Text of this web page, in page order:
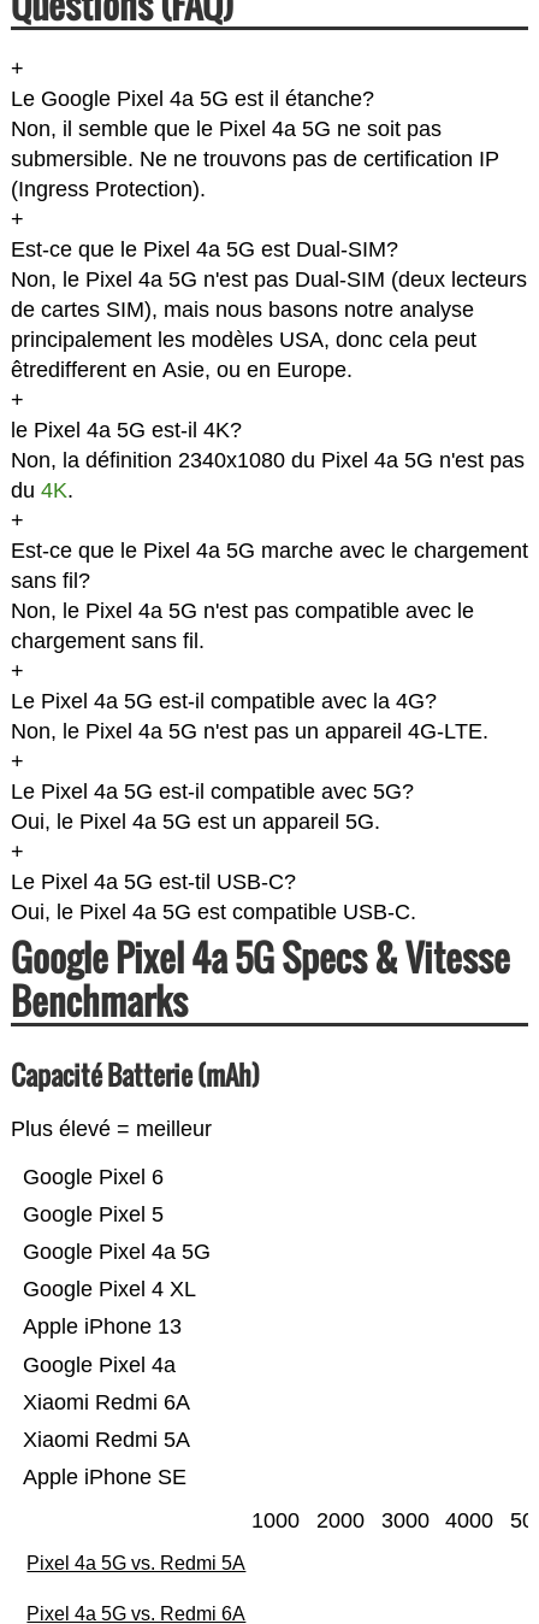
+
Le Google Pixel 4a 5G est il étanche?
Non, il semble que le Pixel 4a 5G ne soit pas
submersible. Ne ne trouvons pas de certification IP
(Ingress Protection).
+
Est-ce que le Pixel 4a 5G est Dual-SIM?
Non, le Pixel 4a 5G n'est pas Dual-SIM (deux lecteurs
de cartes SIM), mais nous basons notre analyse
principalement les modèles USA, donc cela peut
êtredifferent en Asie, ou en Europe.
+
le Pixel 4a 5G est-il 4K?
Non, la définition 2340x1080 du Pixel 4a 5G n'est pas
du 4K.
+
Est-ce que le Pixel 4a 5G marche avec le chargement
sans fil?
Non, le Pixel 4a 5G n'est pas compatible avec le
chargement sans fil.
+
Le Pixel 4a 5G est-il compatible avec la 4G?
Non, le Pixel 4a 5G n'est pas un appareil 4G-LTE.
+
Le Pixel 4a 5G est-il compatible avec 5G?
Oui, le Pixel 4a 5G est un appareil 5G.
+
Le Pixel 4a 5G est-til USB-C?
Oui, le Pixel 4a 5G est compatible USB-C.
Google Pixel 4a 5G Specs & Vitesse
Benchmarks
Capacité Batterie (mAh)
Plus élevé = meilleur
Apple iPhone SE
Xiaomi Redmi 5A
Xiaomi Redmi 6A
Google Pixel 4a
Apple iPhone 13
Google Pixel 4 XL
Google Pixel 4a 5G
Google Pixel 5
Google Pixel 6
1000 2000 3000 4000
Pixel 4a 5G vs. Redmi 5A
Pixel 4a 5G vs. Redmi 6A